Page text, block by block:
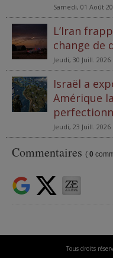
Samedi, 01 Août
L’Iran
change de
Jeudi, 30 Juill. 2026
Israël a
Amérique
Jeudi, 23 Juill. 2026
Commentaires ( 0
Tous droits